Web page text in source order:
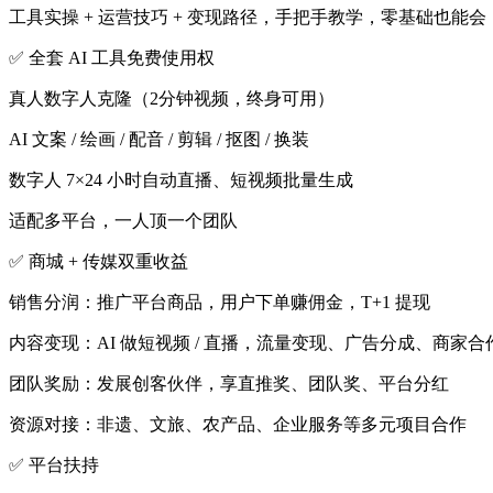
工具实操 + 运营技巧 + 变现路径，手把手教学，零基础也能会
✅ 全套 AI 工具免费使用权
真人数字人克隆（2分钟视频，终身可用）
AI 文案 / 绘画 / 配音 / 剪辑 / 抠图 / 换装
数字人 7×24 小时自动直播、短视频批量生成
适配多平台，一人顶一个团队
✅ 商城 + 传媒双重收益
销售分润：推广平台商品，用户下单赚佣金，T+1 提现
内容变现：AI 做短视频 / 直播，流量变现、广告分成、商家合
团队奖励：发展创客伙伴，享直推奖、团队奖、平台分红
资源对接：非遗、文旅、农产品、企业服务等多元项目合作
✅ 平台扶持